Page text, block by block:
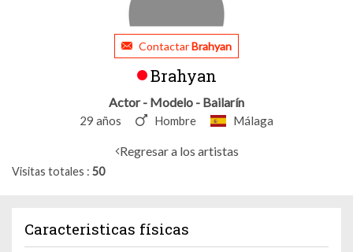
ContactarBrahyan
Brahyan
Actor - Modelo - Bailarín
29 años Hombre Málaga
Regresar a los artistas
Visitas totales 50
Caracteristicas físicas